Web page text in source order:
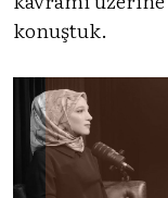
konuştuk.